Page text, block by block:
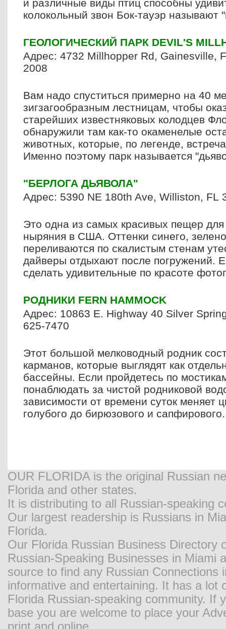
и различные виды птиц способны
колокольный звон Бок-тауэр называют
ГЕОЛОГИЧЕСКИЙ ПАРК DEVIL'S
Адрес: 4732 Millhopper Rd, Gainesville,
2008
Вам надо спуститься примерно на 40
зигзагообразным лестницам, чтобы
старейших известняковых колодцев
обнаружили там как-то окаменелые
животных, которые, по легенде,
Именно поэтому парк называется
"БЕРЛОГА ДЬЯВОЛА"
Адрес: 5390 NE 180th Ave, Williston, FL
Это одна из самых красивых пещер для
ныряния в США. Оттенки синего,
переливаются по скалистым стенам
дайверы отдыхают после погружений.
сделать удивительные по красоте
РОДНИКИ FERN HAMMOCK
Адрес: 10863 E. Highway 40 Silver
625-7470
Этот большой мелководный родник
карманов, которые выглядят как
бассейны. Если пройдетесь по
понаблюдать за чистой родниковой
зависимости от времени суток меняет
голубого до бирюзового и сапфирового.
OUR FLORIDA is the original Russian
Florida and other states.
It is distributing to all Russian-speaking
Our largest readership is Russians in
Florida.
Our Florida Russian Business Directory
Russian-Speaking Businesses in Miami
source to find any Russian
informative and entertaining. It has a
Florida Russian-speaking community. If
base you are welcome to place your